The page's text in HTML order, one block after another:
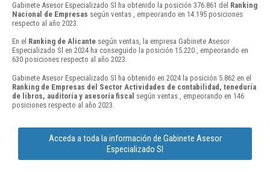
Gabinete Asesor Especializado Sl ha obtenido la posición 376.861 del Ranking
Nacional de Empresas según ventas , empeorando en 14.195 posiciones
respecto al año 2023.
En el Ranking de Alicante según ventas, la empresa Gabinete Asesor
Especializado Sl en 2024 ha conseguido la posición 15.220 , empeorando en
630 posiciones respecto al año 2023.
Gabinete Asesor Especializado Sl ha obtenido en 2024 la posición 5.862 en el
Ranking de Empresas del Sector Actividades de contabilidad, teneduría
de libros, auditoría y asesoría fiscal según ventas , empeorando en 146
posiciones respecto al año 2023.
Acceda a toda la información de Gabinete Asesor
Especializado Sl